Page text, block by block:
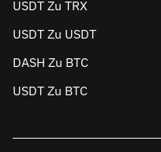
USDT Zu TRX
USDT Zu USDT
DASH Zu BTC
USDT Zu BTC